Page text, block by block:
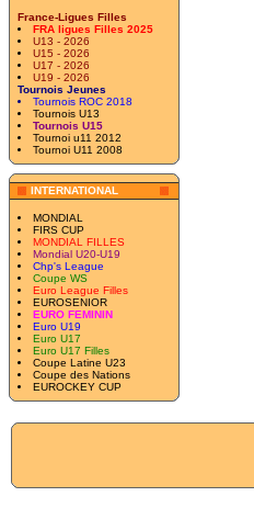
France-Ligues Filles
FRA ligues Filles 2025
U13 - 2026
U15 - 2026
U17 - 2026
U19 - 2026
Tournois Jeunes
Tournois ROC 2018
Tournois U13
Tournois U15
Tournoi u11 2012
Tournoi U11 2008
INTERNATIONAL
MONDIAL
FIRS CUP
MONDIAL FILLES
Mondial U20-U19
Chp's League
Coupe WS
Euro League Filles
EUROSENIOR
EURO FEMININ
Euro U19
Euro U17
Euro U17 Filles
Coupe Latine U23
Coupe des Nations
EUROCKEY CUP